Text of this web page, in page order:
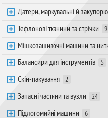
Датери, маркувальні й
Тефлонові тканини та стрічки 9
Мішкозашивочні машини та
Балансири для інструментів 5
Скін-пакування 2
Запасні частини та вузли 24
Підлогомийні машини 6